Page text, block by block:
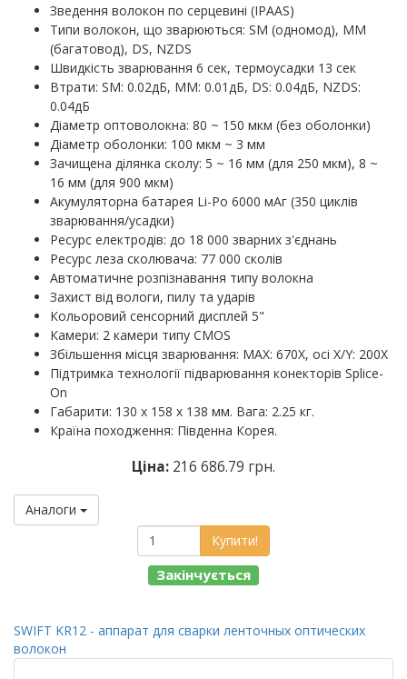
Зведення волокон по серцевині (IPAAS)
Типи волокон, що зварюються: SM (одномод), MM
(багатовод), DS, NZDS
Швидкість зварювання 6 сек, термоусадки 13 сек
Втрати: SM: 0.02дБ, MM: 0.01дБ, DS: 0.04дБ, NZDS:
0.04дБ
Діаметр оптоволокна: 80 ~ 150 мкм (без оболонки)
Діаметр оболонки: 100 мкм ~ 3 мм
Зачищена ділянка сколу: 5 ~ 16 мм (для 250 мкм), 8 ~
16 мм (для 900 мкм)
Акумуляторна батарея Li-Po 6000 мАг (350 циклів
зварювання/усадки)
Ресурс електродів: до 18 000 зварних з'єднань
Ресурс леза сколювача: 77 000 сколів
Автоматичне розпізнавання типу волокна
Захист від вологи, пилу та ударів
Кольоровий сенсорний дисплей 5"
Камери: 2 камери типу CMOS
Збільшення місця зварювання: MAX: 670X, осі X/Y: 200X
Підтримка технології підварювання конекторів Splice-
On
Габарити: 130 х 158 х 138 мм. Вага: 2.25 кг.
Країна походження: Південна Корея.
Ціна: 216 686.79 грн.
Аналоги
Купити!
Закінчується
SWIFT KR12 - аппарат для сварки ленточных оптических
волокон